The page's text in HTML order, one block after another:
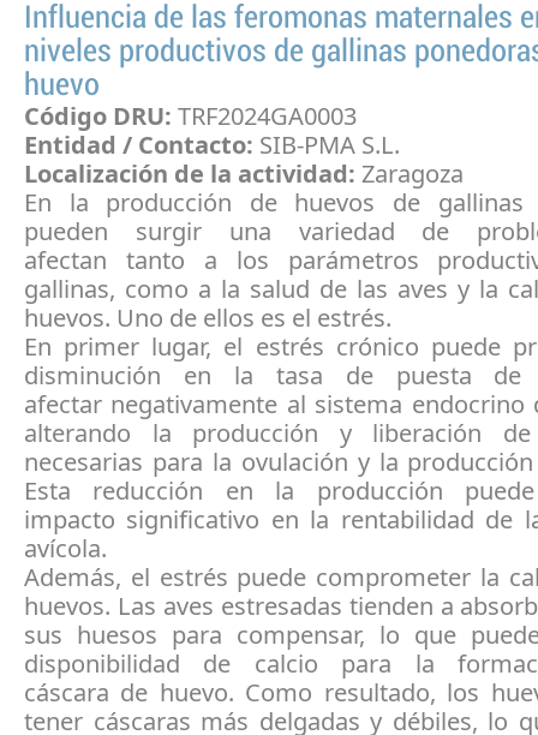
Influencia de las feromonas maternales
niveles productivos de gallinas
huevo
Código DRU: TRF2024GA0003
Entidad / Contacto: SIB-PMA S.L.
Localización de la actividad: Zaragoza
En la producción de huevos de gallinas
pueden surgir una variedad de
afectan tanto a los parámetros
gallinas, como a la salud de las aves y la
huevos. Uno de ellos es el estrés.
En primer lugar, el estrés crónico puede
disminución en la tasa de puesta de
afectar negativamente al sistema endocrino
alterando la producción y liberación de
necesarias para la ovulación y la
Esta reducción en la producción
impacto significativo en la rentabilidad de
avícola.
Además, el estrés puede comprometer la
huevos. Las aves estresadas tienden a
sus huesos para compensar, lo que
disponibilidad de calcio para la
cáscara de huevo. Como resultado, los
tener cáscaras más delgadas y débiles, lo